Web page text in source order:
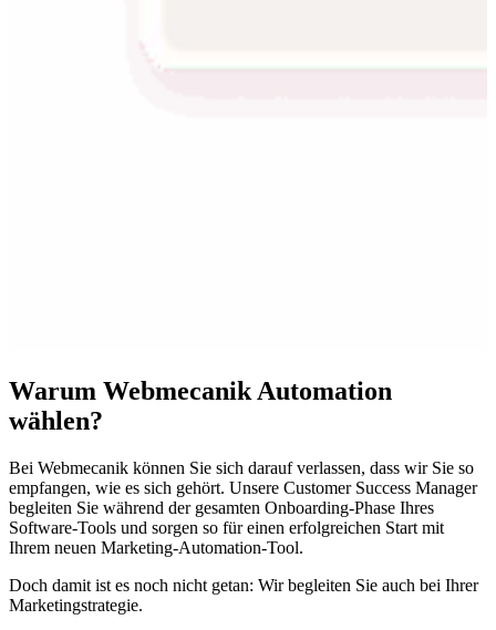
Warum Webmecanik Automation
wählen?
Bei Webmecanik können Sie sich darauf verlassen, dass wir Sie so
empfangen, wie es sich gehört. Unsere Customer Success Manager
begleiten Sie während der gesamten Onboarding-Phase Ihres
Software-Tools und sorgen so für einen erfolgreichen Start mit
Ihrem neuen Marketing-Automation-Tool.
Doch damit ist es noch nicht getan: Wir begleiten Sie auch bei Ihrer
Marketingstrategie.